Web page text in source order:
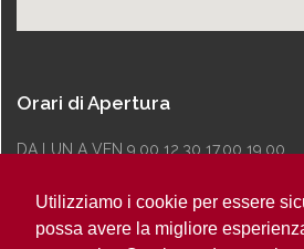
Utilizziamo i cookie per essere
possa avere la migliore
Orari di Apertura
DA LUN A VEN 9.00 12.30 17.00 19.00